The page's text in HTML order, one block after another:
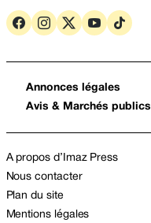
Annonces légales
Avis & Marchés publics
A propos d’Imaz Press
Nous contacter
Plan du site
Mentions légales